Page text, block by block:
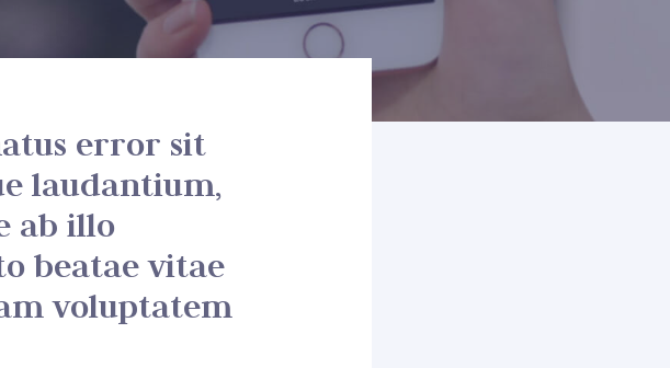
error sit
laudantium,
ab illo
beatae vitae
voluptatem